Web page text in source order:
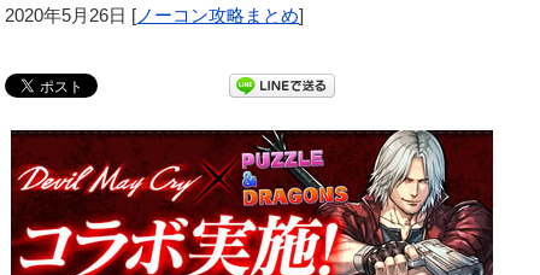
2020年5月26日 [ ノーコン攻略まとめ]